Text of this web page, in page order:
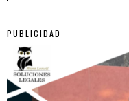
PUBLICIDAD